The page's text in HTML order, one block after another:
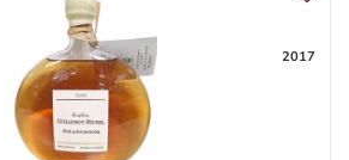
2017